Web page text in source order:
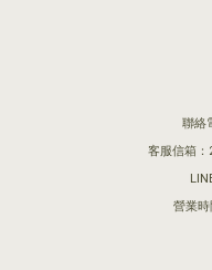
聯絡
客服信箱
營業